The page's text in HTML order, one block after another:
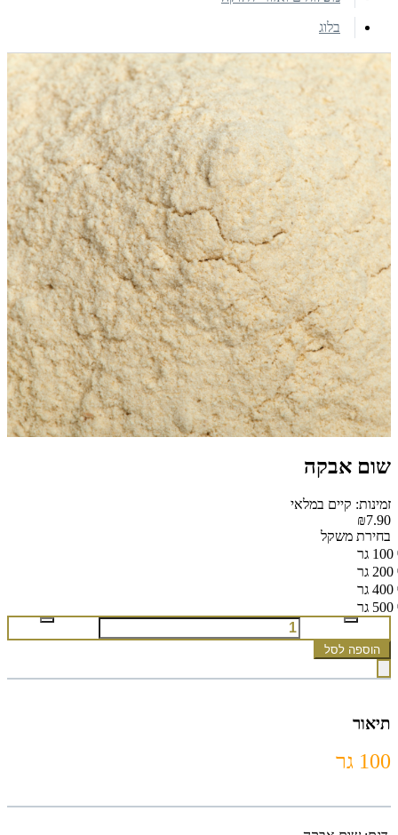
בלוג
שום אבקה
זמינות: קיים במלאי
₪7.90
בחירת משקל
100 גר
200 גר
400 גר
500 גר
הוספה לסל
תיאור
100 גר